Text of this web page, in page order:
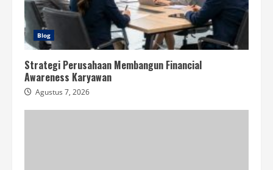
Blog
Strategi Perusahaan Membangun Financial
Awareness Karyawan
Agustus 7, 2026